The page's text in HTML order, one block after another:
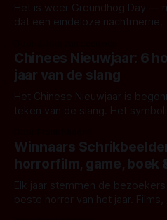
Het is weer Groundhog Day —
dat een eindeloze nachtmerrie.
Chinees Nieuwjaar: 6
jaar van de slang
Het Chinese Nieuwjaar is
teken van de slang. Het
Slang in te luiden zijn hier 6
Winnaars
horrorfilm, game, boek
Elk jaar stemmen de
beste horror van het jaar.